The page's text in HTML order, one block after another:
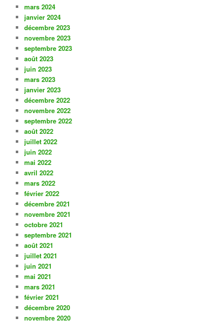
mars 2024
janvier 2024
décembre 2023
novembre 2023
septembre 2023
août 2023
juin 2023
mars 2023
janvier 2023
décembre 2022
novembre 2022
septembre 2022
août 2022
juillet 2022
juin 2022
mai 2022
avril 2022
mars 2022
février 2022
décembre 2021
novembre 2021
octobre 2021
septembre 2021
août 2021
juillet 2021
juin 2021
mai 2021
mars 2021
février 2021
décembre 2020
novembre 2020